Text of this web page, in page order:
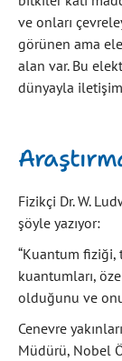
ve onları
görünen ama
alan var. Bu
dünyayla
Fizikçi Dr. W.
şöyle yazıyor:
“Kuantum fiziği,
kuantumları,
olduğunu ve
Cenevre
Müdürü, Nobel